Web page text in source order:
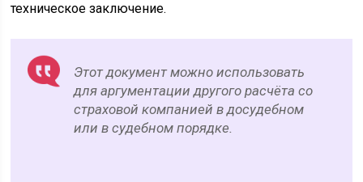
техническое заключение.
Этот документ можно использовать
для аргументации другого расчёта со
страховой компанией в досудебном
или в судебном порядке.